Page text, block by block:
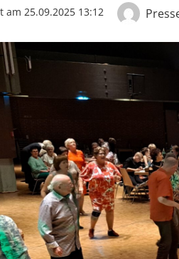
am 25.09.2025 13:12